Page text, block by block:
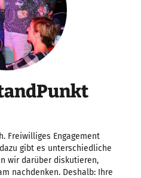
Freiwilliges Engagement
gibt es unterschiedliche
wir darüber diskutieren,
nachdenken. Deshalb: Ihre